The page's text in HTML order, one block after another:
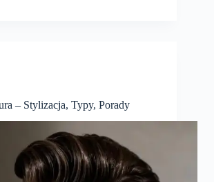
– Stylizacja, Typy, Porady